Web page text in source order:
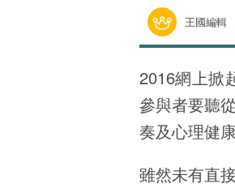
王國編輯
2016網上掀
參與者要聽
奏及心理健
雖然未有直